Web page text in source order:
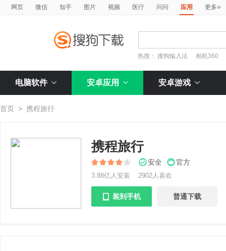
网页 微信 知乎 图片 视频 医疗 问问 应用 更多»
热搜：搜狗输入法 相机360
电脑软件 安卓应用 安卓游戏
首页 > 携程旅行
携程旅行
安全 官方
3.88亿人安装 2902人喜欢
 装到手机 普通下载